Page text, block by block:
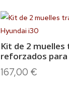
Kit de 2
reforzados para
167,00 €